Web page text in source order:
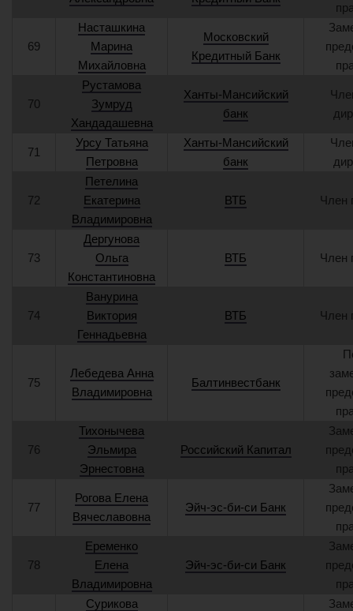
69
Насташкина
Марина
Михайловна
Московский
Кредитный Банк
70
Рустамова
Зумруд
Хандадашевна
Ханты-Мансийский
банк
71
Урсу Татьяна
Петровна
Ханты-Мансийский
банк
72
Петелина
Екатерина
Владимировна
ВТБ Член
73
Дергунова
Ольга
Константиновна
ВТБ Член
74
Ванурина
Виктория
Геннадьевна
ВТБ Член
75
Лебедева Анна
Владимировна
Балтинвестбанк
76
Тихонычева
Эльмира
Эрнестовна
Российский Капитал
77
Рогова Елена
Вячеславовна
Эйч-эс-би-си Банк
78
Еременко
Елена
Владимировна
Эйч-эс-би-си Банк
Сурикова